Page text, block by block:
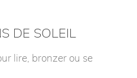
DE SOLEIL
lire, bronzer ou se